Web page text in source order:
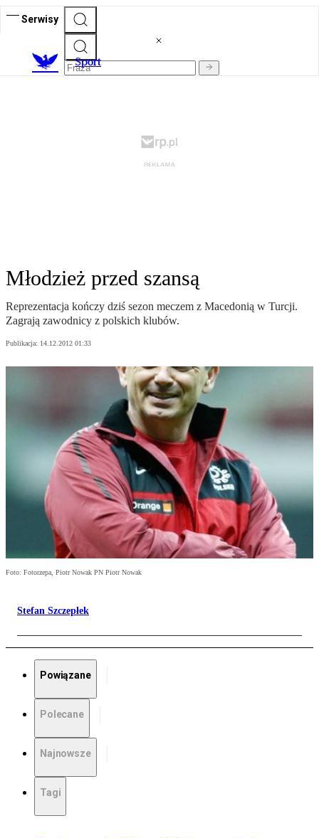
Serwisy
Sport
Młodzież przed szansą
Reprezentacja kończy dziś sezon meczem z Macedonią w Turcji.
Zagrają zawodnicy z polskich klubów.
Publikacja: 14.12.2012 01:33
Foto: Fotorzepa, Piotr Nowak PN Piotr Nowak
Stefan Szczepłek
Powiązane
Polecane
Najnowsze
Tagi